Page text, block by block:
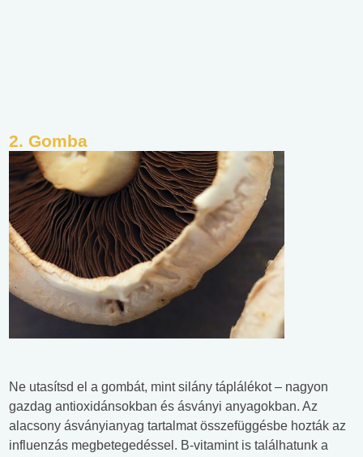
2. Gomba
Ne utasítsd el a gombát, mint silány táplálékot – nagyon
gazdag antioxidánsokban és ásványi anyagokban. Az
alacsony ásványianyag tartalmat összefüggésbe hozták az
influenzás megbetegedéssel. B-vitamint is találhatunk a